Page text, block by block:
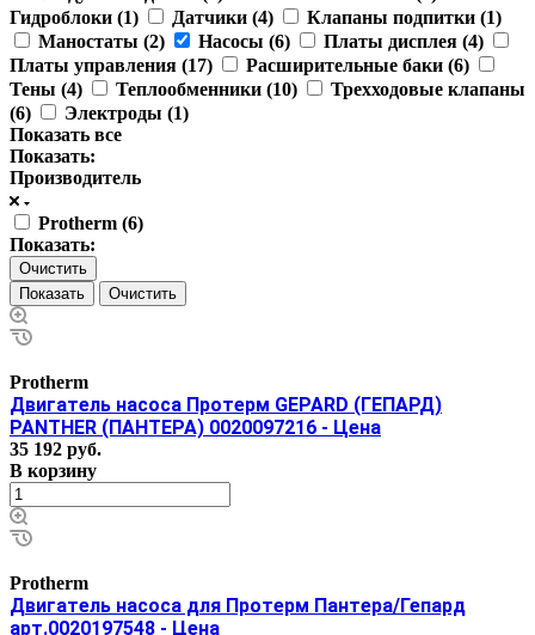
Гидроблоки (1) Датчики (4) Клапаны подпитки (1)
Маностаты (2) Насосы (6) Платы дисплея (4)
Платы управления (17) Расширительные баки (6)
Тены (4) Теплообменники (10)
Трехходовые клапаны
(6) Электроды (1)
Показать все
Показать:
Производитель
Protherm (6)
Показать:
Очистить
Очистить
Protherm
Двигатель насоса Протерм GEPARD (ГЕПАРД)
PANTHER (ПАНТЕРА) 0020097216 - Цена
35 192 руб.
В корзину
Protherm
Двигатель насоса для Протерм Пантера/Гепард
арт.0020197548 - Цена